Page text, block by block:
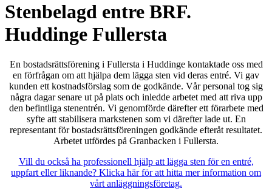
Stenbelagd entre BRF.
Huddinge Fullersta
En bostadsrättsförening i Fullersta i Huddinge kontaktade oss med
en förfrågan om att hjälpa dem lägga sten vid deras entré. Vi gav
kunden ett kostnadsförslag som de godkände. Vår personal tog sig
några dagar senare ut på plats och inledde arbetet med att riva upp
den befintliga stenentrén. Vi genomförde därefter ett förarbete med
syfte att stabilisera markstenen som vi därefter lade ut. En
representant för bostadsrättsföreningen godkände efteråt resultatet.
Arbetet utfördes på Granbacken i Fullersta.
Vill du också ha professionell hjälp att lägga sten för en entré,
uppfart eller liknande? Klicka här för att hitta mer information om
vårt anläggningsföretag.